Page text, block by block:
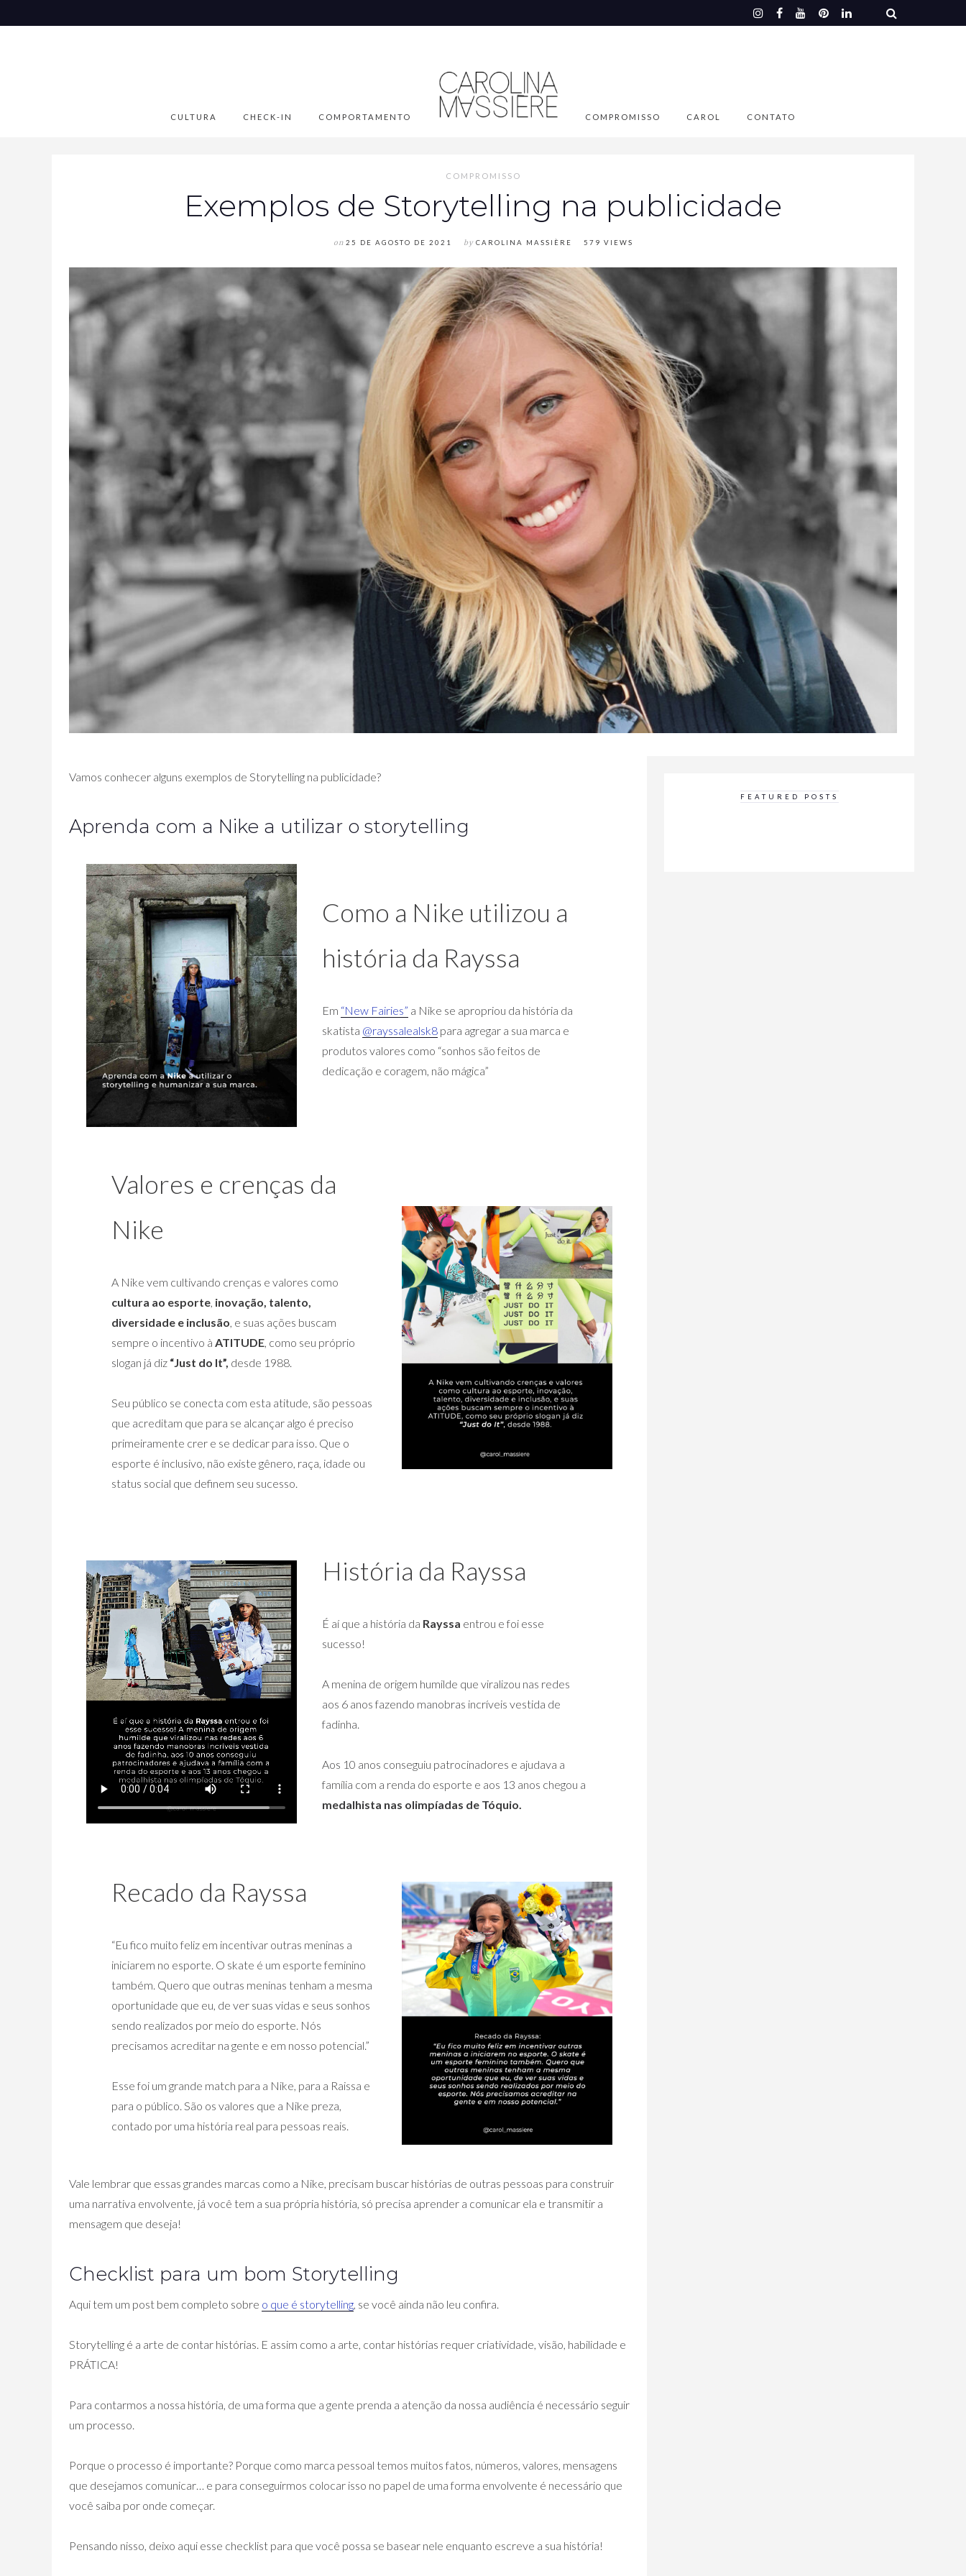
CULTURA CHECK-IN COMPORTAMENTO COMPROMISSO CAROL CONTATO
COMPROMISSO
Exemplos de Storytelling na publicidade
on 25 DE AGOSTO DE 2021 by CAROLINA MASSIÈRE 579 VIEWS
Vamos conhecer alguns exemplos de Storytelling na publicidade?
Aprenda com a Nike a utilizar o storytelling
Como a Nike utilizou a
história da Rayssa
Em “New Fairies” a Nike se apropriou da história da
skatista @rayssalealsk8para agregar a sua marca e
produtos valores como “sonhos são feitos de
dedicação e coragem, não mágica”
Valores e crenças da
Nike
A Nike vem cultivando crenças e valores como
cultura ao esporte, inovação, talento,
diversidade e inclusão, e suas ações buscam
sempre o incentivo àATITUDE, como seu próprio
slogan já diz “Just do It”, desde 1988.
Seu público se conecta com esta atitude, são pessoas
que acreditam que para se alcançar algo é preciso
primeiramente crer e se dedicar para isso. Que o
esporte é inclusivo, não existe gênero, raça, idade ou
status social que definem seu sucesso.
História da Rayssa
É aí que a história da Rayssa entrou e foi esse
sucesso!
A menina de origem humilde que viralizou nas redes
aos 6 anos fazendo manobras incríveis vestida de
fadinha.
Aos 10 anos conseguiu patrocinadores e ajudava a
família com a renda do esporte e aos 13 anos chegou a
medalhista nas olimpíadas de Tóquio.
Recado da Rayssa
“Eu fico muito feliz em incentivar outras meninas a
iniciarem no esporte. O skate é um esporte feminino
também. Quero que outras meninas tenham a mesma
oportunidade que eu, de ver suas vidas e seus sonhos
sendo realizados por meio do esporte. Nós
precisamos acreditar na gente e em nosso potencial.”
Esse foi um grande match para a Nike, para a Raissa e
para o público. São os valores que a Nike preza,
contado por uma história real para pessoas reais.
Vale lembrar que essas grandes marcas como a Nike, precisam buscar histórias de outras pessoas para construir
uma narrativa envolvente, já você tem a sua própria história, só precisa aprender a comunicar ela e transmitir a
mensagem que deseja!
Checklist para um bom Storytelling
Aqui tem um post bem completo sobre o que é storytelling, se você ainda não leu confira.
Storytelling é a arte de contar histórias. E assim como a arte, contar histórias requer criatividade, visão, habilidade e
PRÁTICA!
Para contarmos a nossa história, de uma forma que a gente prenda a atenção da nossa audiência é necessário seguir
um processo.
Porque o processo é importante? Porque como marca pessoal temos muitos fatos, números, valores, mensagens
que desejamos comunicar… e para conseguirmos colocar isso no papel de uma forma envolvente é necessário que
você saiba por onde começar.
Pensando nisso, deixo aqui esse checklist para que você possa se basear nele enquanto escreve a sua história!
FEATURED POSTS